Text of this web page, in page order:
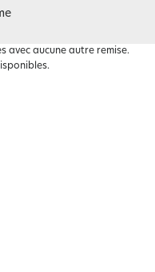
avec aucune autre remise.